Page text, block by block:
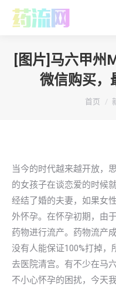
[图片]马六甲州
微信购买，
你在这
首页
当今的时代越来越开放，
的女孩子在谈恋爱的时候
经结了婚的夫妻，如果女
外怀孕。在怀孕初期，由
药物进行流产。药物流产
没有人能保证100%打掉
去医院清宫。有不少在马
不小心怀孕的困扰，今天